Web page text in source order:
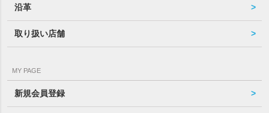
沿革
取り扱い店舗
MY PAGE
新規会員登録